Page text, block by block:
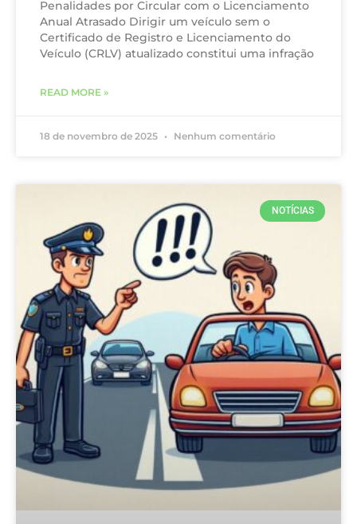
Penalidades por Circular com o Licenciamento
Anual Atrasado Dirigir um veículo sem o
Certificado de Registro e Licenciamento do
Veículo (CRLV) atualizado constitui uma infração
READ MORE »
18 de novembro de 2025 Nenhum comentário
NOTÍCIAS